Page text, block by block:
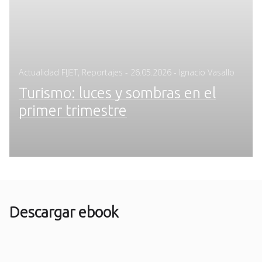
Actualidad FIJET Reportajes - Posted
26.05.2026 - Ignacio Vasallo
Turismo: luces y sombras en el
primer trimestre
Descargar ebook